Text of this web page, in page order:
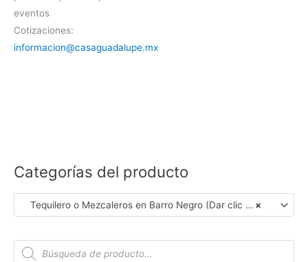
eventos
Cotizaciones:
informacion@casaguadalupe.mx
Categorías del producto
×
Tequilero o Mezcaleros en Barro Negro (Dar clic en Foto para Ver Detalles)
B